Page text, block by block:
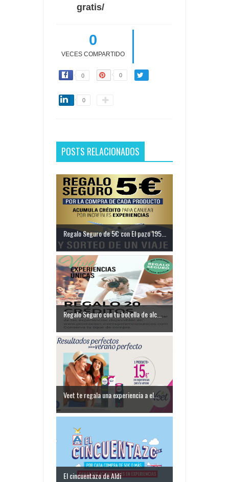
gratis/
0
VECES COMPARTIDO
0 0
0
POSTS RELACIONADOS
Regalo Seguro de 5€ con El pozo 195...
Regalo Seguro con tu botella de alc...
Veet te regala una experiencia a el...
El cincuentazo de Aldi